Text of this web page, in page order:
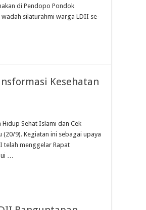
di Pendopo Pondok
wadah silaturahmi warga LDII se-
Kesehatan
Sehat Islami dan Cek
(20/9). Kegiatan ini sebagai upaya
telah menggelar Rapat
…